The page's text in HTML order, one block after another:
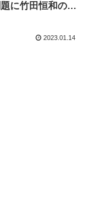
に竹田恒和の兄
2023.01.14